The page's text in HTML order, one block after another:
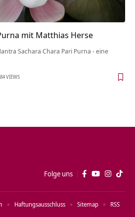
mit Matthias Herse
Sachara Chara Pari Purna - eine
VIEWS
Folge uns
Haftungsausschluss Sitemap RSS